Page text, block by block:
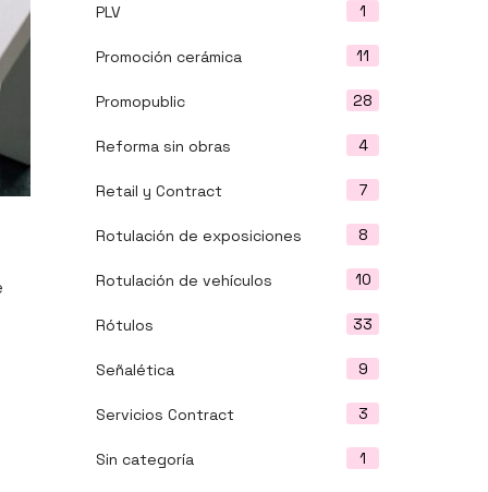
PLV 1
Promoción cerámica 11
Promopublic 28
Reforma sin obras 4
Retail y Contract 7
Rotulación de exposiciones 8
Rotulación de vehículos 10
Rótulos 33
Señalética 9
Servicios Contract 3
Sin categoría 1